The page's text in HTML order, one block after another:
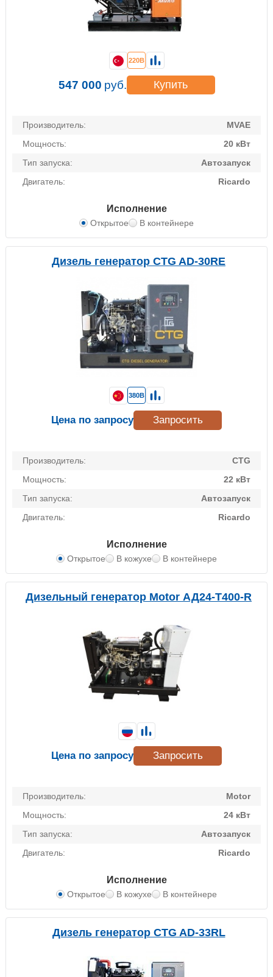
Производитель:
MVAE
Мощность:
20 кВт
Тип запуска:
Автозапуск
Двигатель:
Ricardo
Исполнение
Открытое В контейнере
220В
547 000 руб. Купить
Дизель генератор CTG AD-30RE
Производитель:
CTG
Мощность:
22 кВт
Тип запуска:
Автозапуск
Двигатель:
Ricardo
Исполнение
Открытое В кожухе В контейнере
380В
Цена по запросу Запросить
Дизельный генератор Motor АД24-Т400-R
Производитель:
Motor
Мощность:
24 кВт
Тип запуска:
Автозапуск
Двигатель:
Ricardo
Исполнение
Открытое В кожухе В контейнере
Цена по запросу Запросить
Дизель генератор CTG AD-33RL